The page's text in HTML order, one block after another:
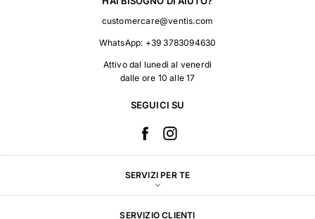
customercare@ventis.com
WhatsApp: +39 3783094630
Attivo dal lunedì al venerdì
dalle ore 10 alle 17
SEGUICI SU
SERVIZI PER TE
SERVIZIO CLIENTI